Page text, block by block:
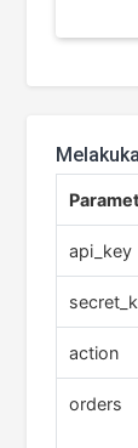
api_key
action
orders